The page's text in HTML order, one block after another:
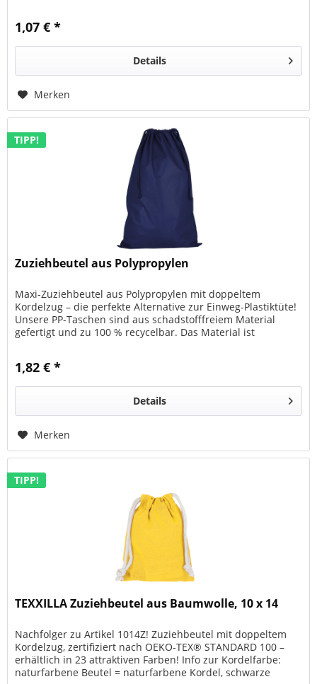
1,07 € *
Details
Merken
TIPP!
Zuziehbeutel aus Polypropylen
Maxi-Zuziehbeutel aus Polypropylen mit doppeltem
Kordelzug – die perfekte Alternative zur Einweg-Plastiktüte!
Unsere PP-Taschen sind aus schadstofffreiem Material
gefertigt und zu 100 % recycelbar. Das Material ist
1,82 € *
Details
Merken
TIPP!
TEXXILLA Zuziehbeutel aus Baumwolle, 10 x 14
Nachfolger zu Artikel 1014Z! Zuziehbeutel mit doppeltem
Kordelzug, zertifiziert nach OEKO-TEX® STANDARD 100 –
erhältlich in 23 attraktiven Farben! Info zur Kordelfarbe:
naturfarbene Beutel = naturfarbene Kordel, schwarze